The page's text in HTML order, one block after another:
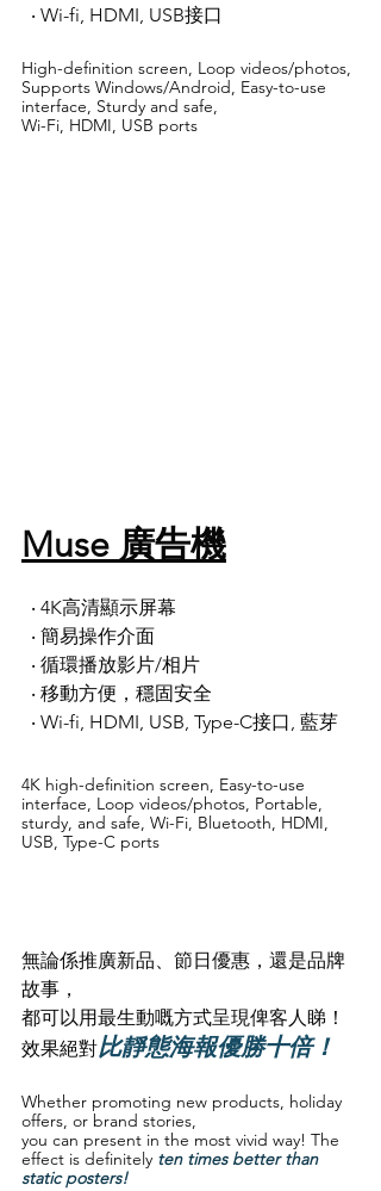
‧ Wi-fi, HDMI, USB接口
High-definition screen, Loop videos/photos,
Supports Windows/Android, Easy-to-use
interface, Sturdy and safe,
Wi-Fi, HDMI, USB ports
Muse 廣告機
‧ 4K高清顯示屏幕
‧ 簡易操作介面
‧ 循環播放影片/相片
‧ 移動方便，穩固安全
‧ Wi-fi, HDMI, USB, Type-C接口, 藍芽
4K high-definition screen, Easy-to-use
interface, Loop videos/photos, Portable,
sturdy, and safe, Wi-Fi, Bluetooth, HDMI,
USB, Type-C ports
無論係推廣新品、節日優惠，還是品牌
故事，
都可以用最生動嘅方式呈現俾客人睇！
效果絕對比靜態海報優勝十倍！
Whether promoting new products, holiday
offers, or brand stories,
you can present in the most vivid way! The
effect is definitely ten times better than
static posters!